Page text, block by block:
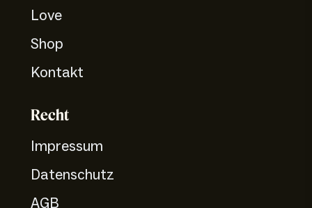
Love
Shop
Kontakt
Recht
Impressum
Datenschutz
AGB